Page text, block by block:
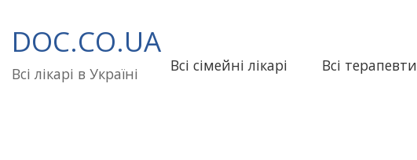
до
вмісту
DOC.CO.UA
Всі лікарі в Україні Всі сімейні лікарі Всі терапевти